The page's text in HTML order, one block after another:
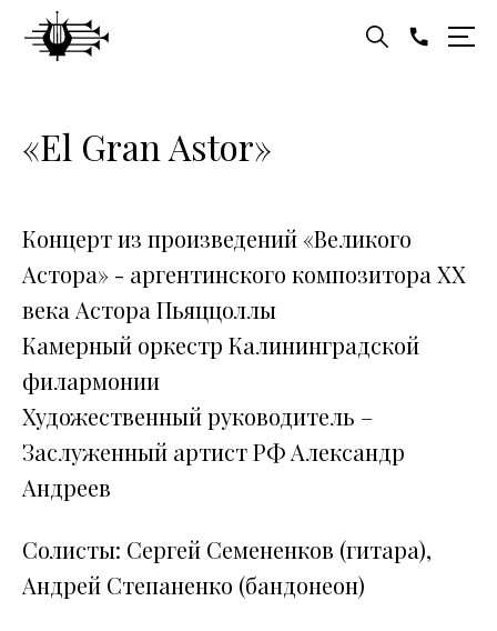
«El Gran Astor»
Концерт из произведений «Великого
Астора» - аргентинского композитора ХХ
века Астора Пьяццоллы
Камерный оркестр Калининградской
филармонии
Художественный руководитель –
Заслуженный артист РФ Александр
Андреев
Солисты: Сергей Семененков (гитара),
Андрей Степаненко (бандонеон)